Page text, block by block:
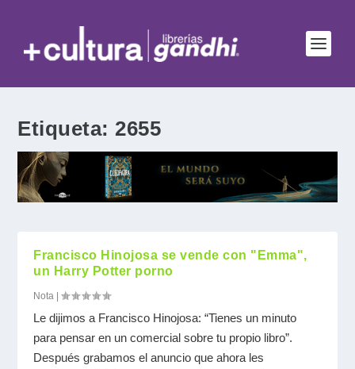
Etiqueta: 2655
Francisco Hinojosa se vende con "Emma",
un Harry Potter porno
Nota |
Le dijimos a Francisco Hinojosa: “Tienes un minuto
para pensar en un comercial sobre tu propio libro”.
Después grabamos el anuncio que ahora les